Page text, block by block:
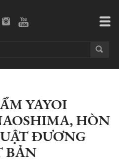
YAYOI
HÒN
ĐƯƠNG
BẢN